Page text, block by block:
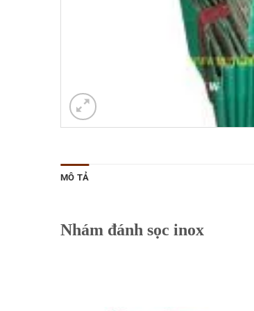
MÔ TẢ
Nhám đánh sọc inox